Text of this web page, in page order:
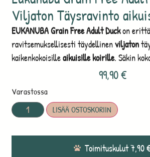
Viljaton Täysravinto
EUKANUBA Grain Free Adult Duckon
ravitsemuksellisesti täydellinenviljaton
kaikenkokoisilleaikuisille koirille. Säkin
99,90€
Varastossa
LISÄÄ OSTOSKORIIN
Toimituskulut 7,90